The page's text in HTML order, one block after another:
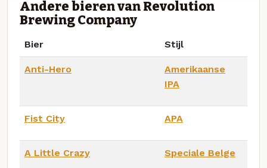
Andere bieren van Revolution
Brewing Company
Bier Stijl
Anti-Hero
Amerikaanse
IPA
Fist City APA
A Little Crazy Speciale Belge